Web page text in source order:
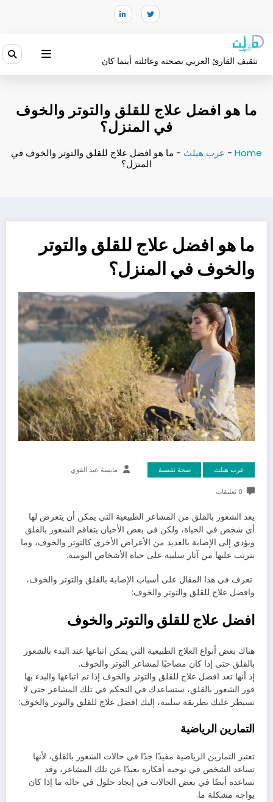
تثقيف القارئ العربي بصحته وعائلته أينما كان
ما هو افضل علاج للقلق والتوتر والخوف
في المنزل؟
Home
- عرب هيلث - ما هو افضل علاج للقلق والتوتر والخوف في
المنزل؟
ما هو افضل علاج للقلق والتوتر
والخوف في المنزل؟
عرب هيلث صحة نفسية مايسة عبد القوي
0 تعليقات
يعد الشعور بالقلق من المشاعر الطبيعية التي يمكن أن يتعرض لها
أي شخص في الحياة، ولكن في بعض الأحيان يتفاقم الشعور بالقلق
ويؤدي إلى الإصابة بالعديد من الأعراض الأخرى كالتوتر والخوف، وما
يترتب عليها من آثار سلبية على حياة الأشخاص اليومية.
تعرف في هذا المقال على أسباب الإصابة بالقلق والتوتر والخوف،
وافضل علاج للقلق والتوتر والخوف:
افضل علاج للقلق والتوتر والخوف
هناك بعض أنواع العلاج الطبيعية التي يمكن اتباعها عند البدء بالشعور
بالقلق حتى إذا كان مصاحبًا لمشاعر التوتر والخوف.
إذ أنها تعد افضل علاج للقلق والتوتر والخوف إذا تم اتباعها والبدء بها
فور الشعور بالقلق، ستساعدك في التحكم في تلك المشاعر حتى لا
تسيطر عليك بطريقة سلبية، إليك افضل علاج للقلق والتوتر والخوف:
التمارين الرياضية
تعتبر التمارين الرياضية مفيدًا جدًا في حالات الشعور بالقلق، لأنها
تساعد الشخص في توجيه أفكاره بعيدًا عن تلك المشاعر، وقد
تساعده أيضًا في بعض الحالات في إيجاد حلول في حالة ما إذا كان
يواجه مشكلة ما.